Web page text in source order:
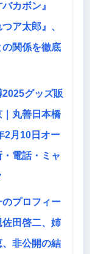
カボン』
つア太郎』、
の関係を徹底
2025グッズ販
｜丸善日本橋
2月10日オー
電話・ミャ
のプロフィー
佐田啓二、姉
、非公開の結